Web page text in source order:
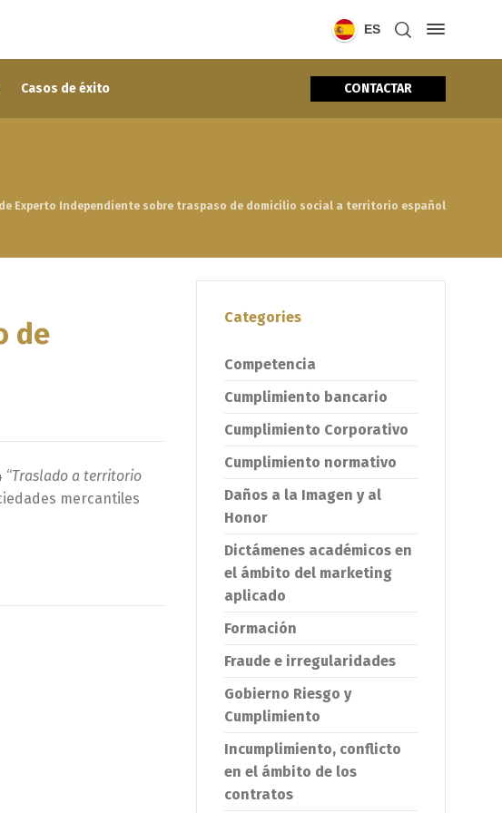
ES
Casos de éxito CONTACTAR
de Experto Independiente sobre traspaso de domicilio social a territorio español
de
“Traslado a territorio
mercantiles
Categories
Competencia
Cumplimiento bancario
Cumplimiento Corporativo
Cumplimiento normativo
Daños a la Imagen y al
Honor
Dictámenes académicos en
el ámbito del marketing
aplicado
Formación
Fraude e irregularidades
Gobierno Riesgo y
Cumplimiento
Incumplimiento, conflicto
en el ámbito de los
contratos